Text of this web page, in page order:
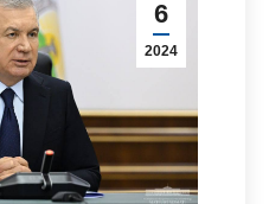
6
2024